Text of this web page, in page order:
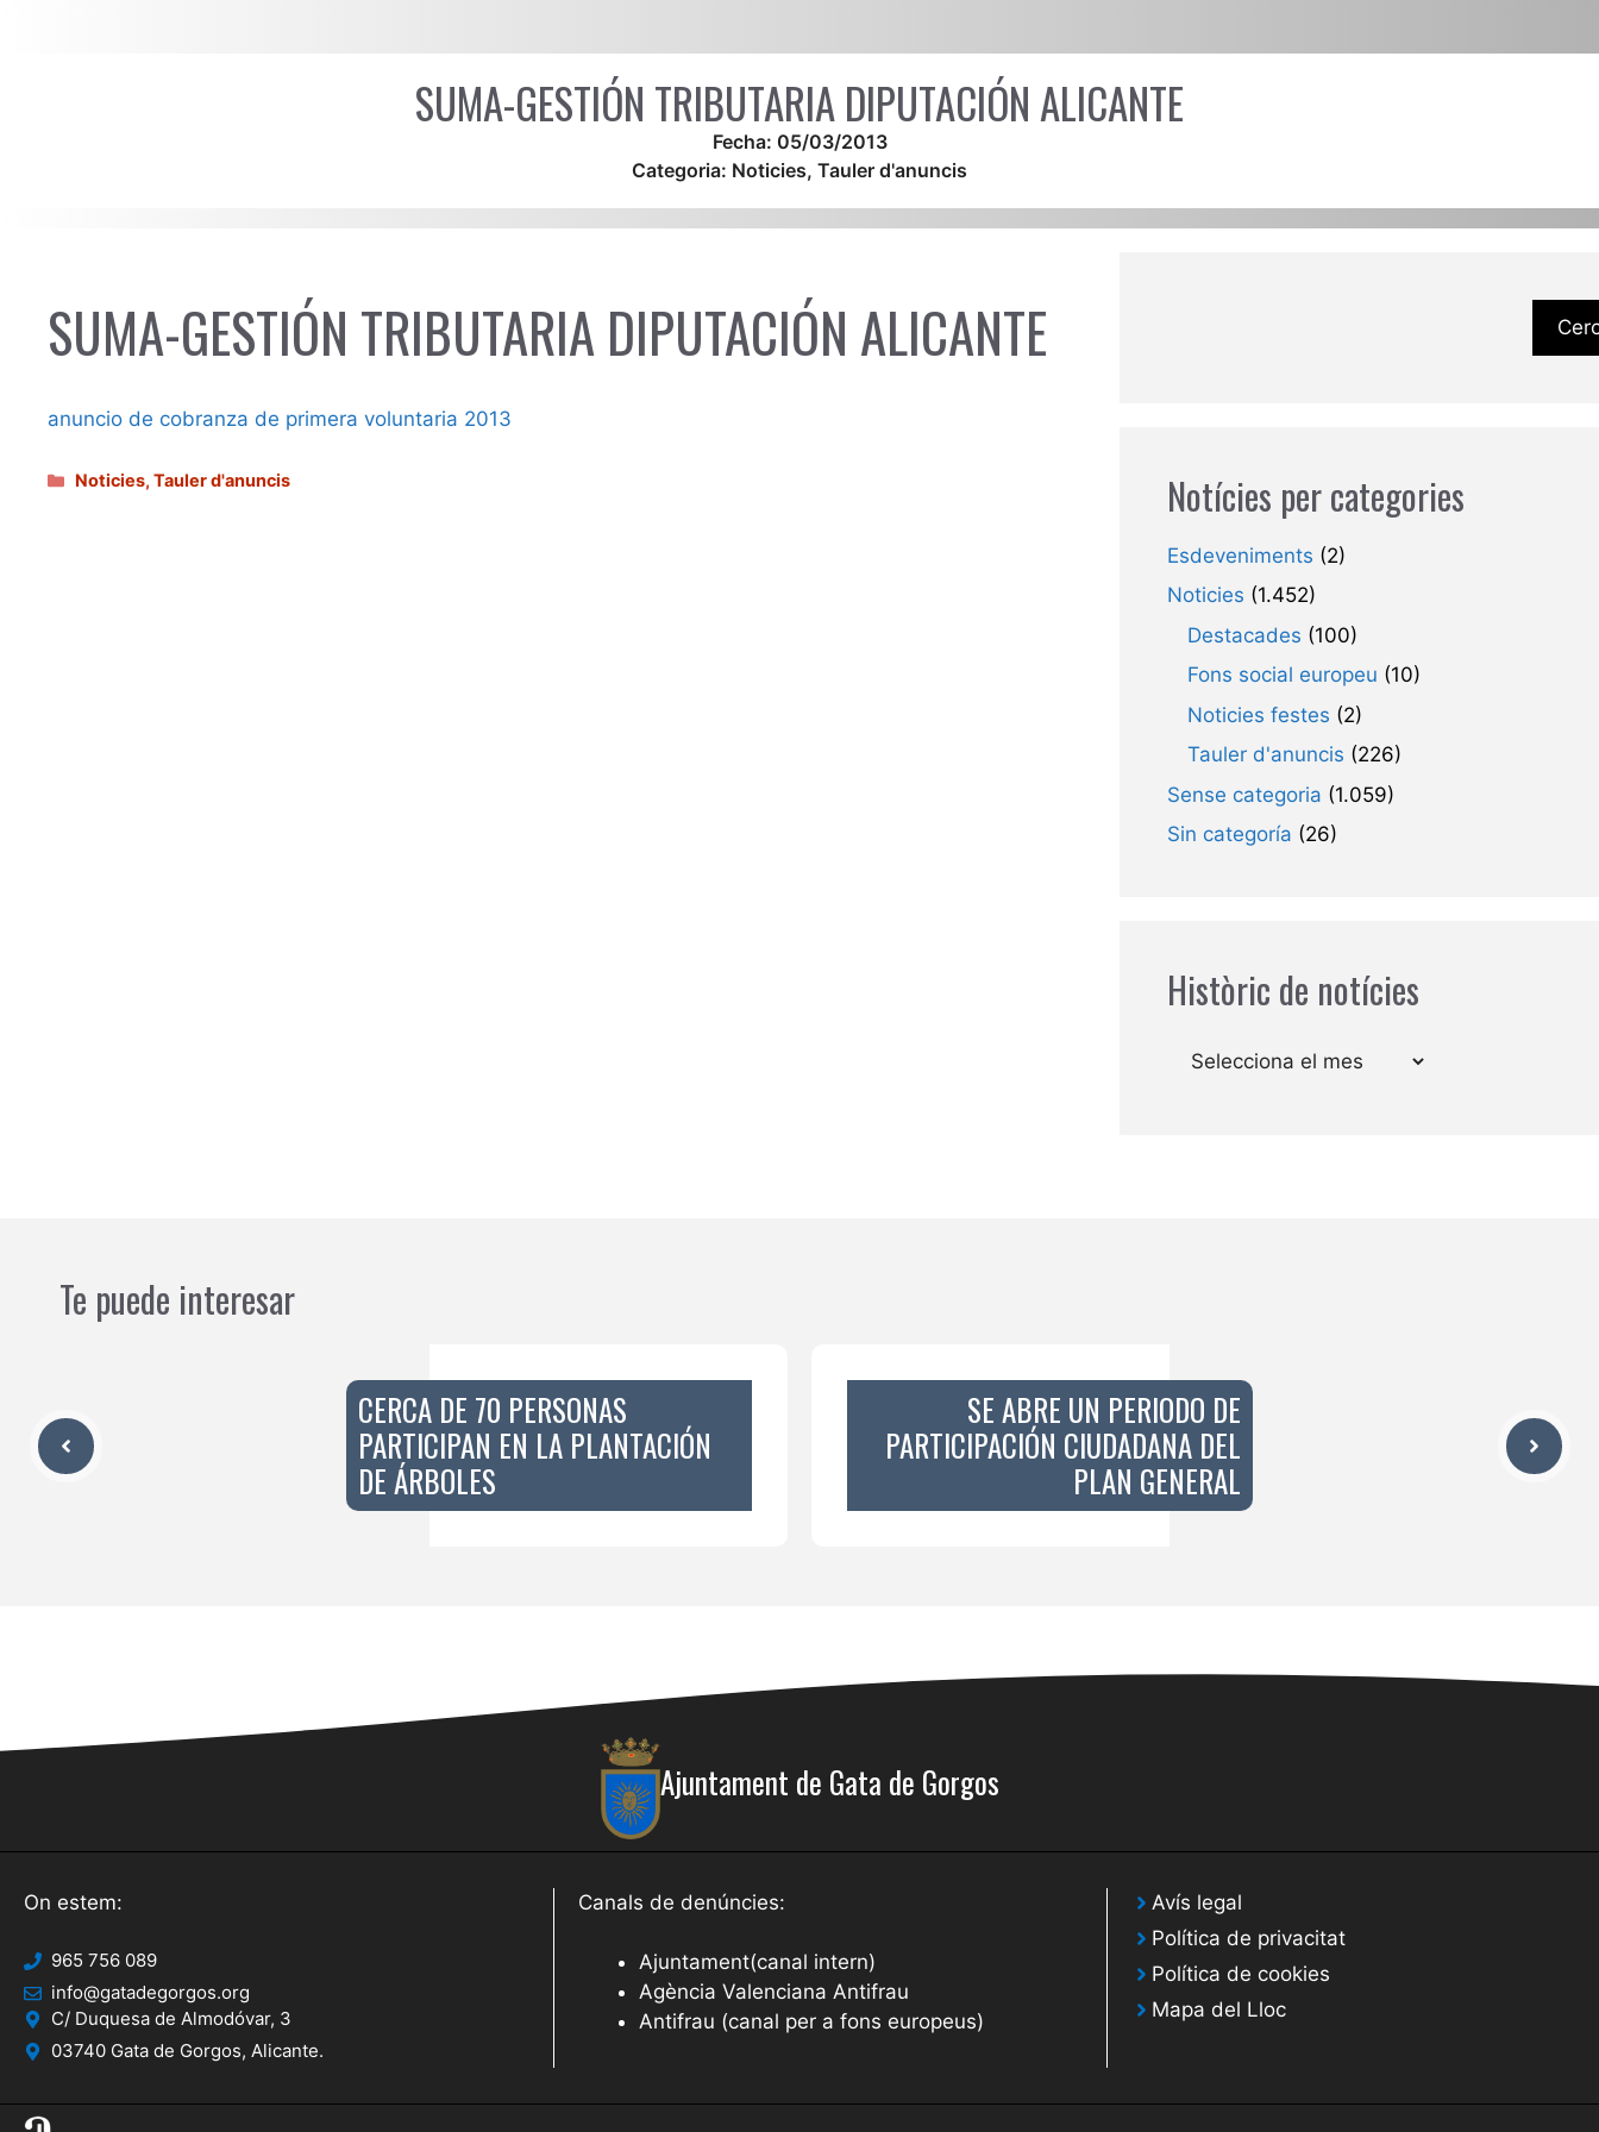
SUMA-GESTIÓN TRIBUTARIA DIPUTACIÓN ALICANTE
Fecha: 05/03/2013
Categoria: Noticies, Tauler d'anuncis
SUMA-GESTIÓN TRIBUTARIA DIPUTACIÓN ALICANTE
anuncio de cobranza de primera voluntaria 2013
Categories
Noticies,Tauler d'anuncis Notícies per categories
Esdeveniments (2)
Noticies (1.452)
Destacades (100)
Fons social europeu (10)
Noticies festes (2)
Tauler d'anuncis (226)
Sense categoria (1.059)
Sin categoría (26)
Històric de notícies
Arxius
Te puede interesar
CERCA DE 70 PERSONAS
PARTICIPAN EN LA PLANTACIÓN
DE ÁRBOLES
SE ABRE UN PERIODO DE
PARTICIPACIÓN CIUDADANA DEL
PLAN GENERAL
Ajuntament de Gata de Gorgos
On estem:
965 756 089
info@gatadegorgos.org
C/ Duquesa de Almodóvar, 3
03740 Gata de Gorgos, Alicante.
Canals de denúncies:
Ajuntament(canal intern)
Agència Valenciana Antifrau
Antifrau (canal per a fons europeus)
Avís legal
Política de privacitat
Política de cookies
Mapa del Lloc